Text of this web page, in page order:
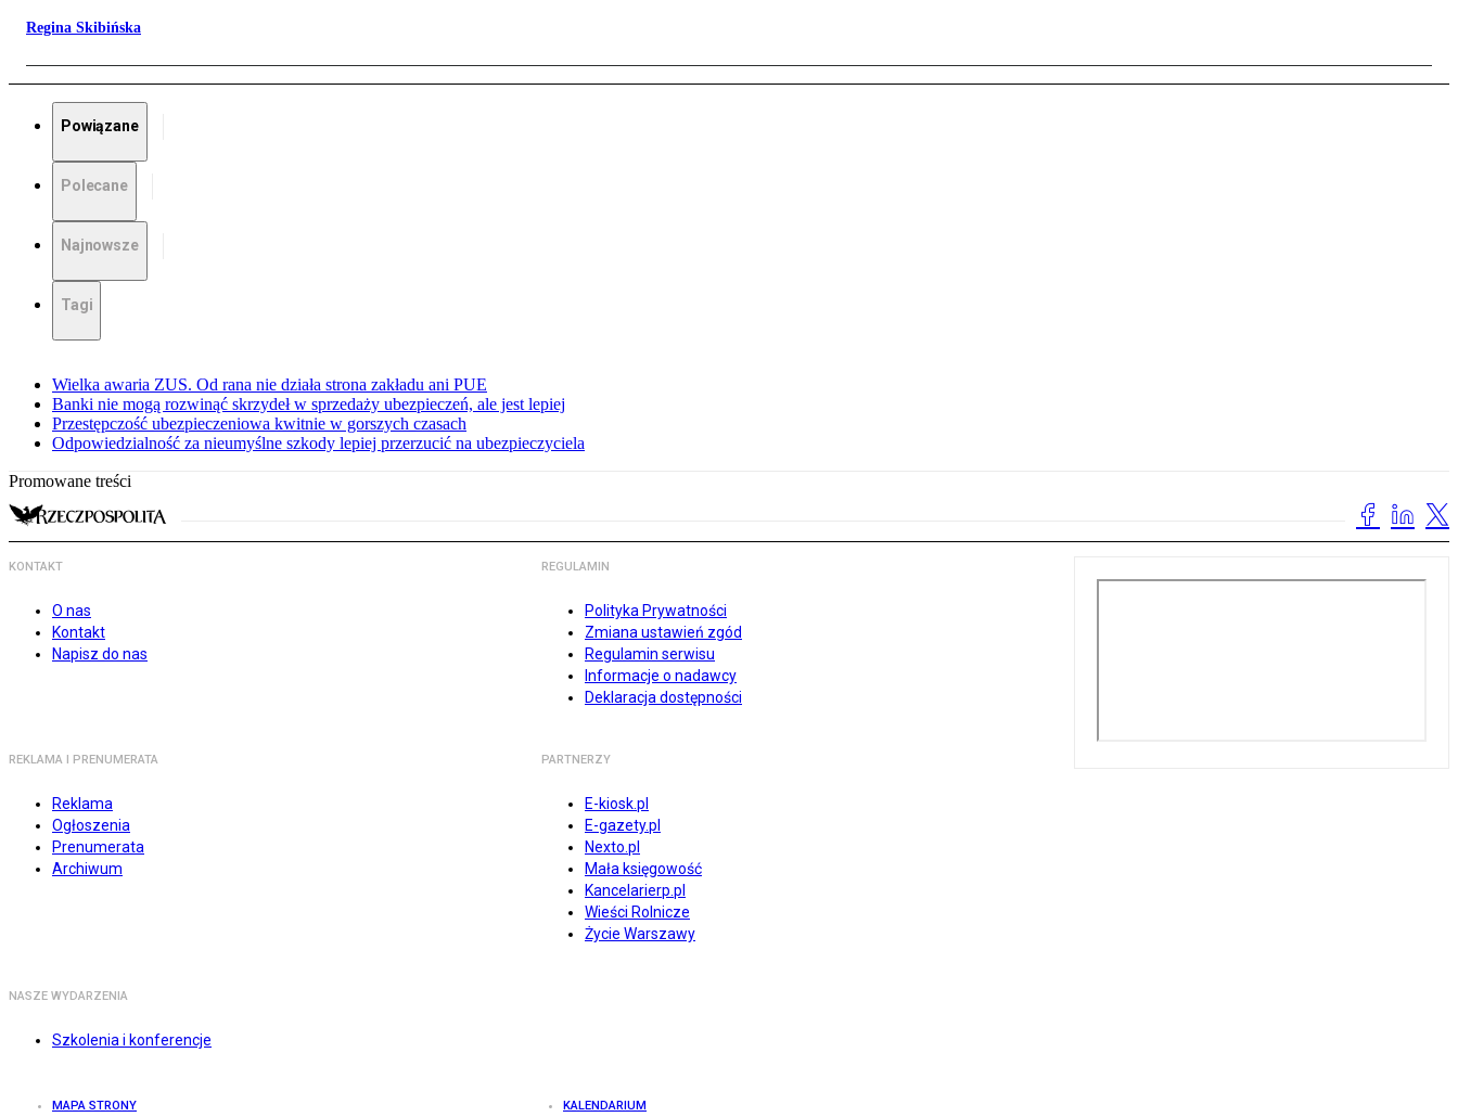
Regina Skibińska
Powiązane
Polecane
Najnowsze
Tagi
Wielka awaria ZUS. Od rana nie działa strona zakładu ani PUE
Banki nie mogą rozwinąć skrzydeł w sprzedaży ubezpieczeń, ale jest lepiej
Przestępczość ubezpieczeniowa kwitnie w gorszych czasach
Odpowiedzialność za nieumyślne szkody lepiej przerzucić na ubezpieczyciela
Promowane treści
KONTAKT
O nas
Kontakt
Napisz do nas
REGULAMIN
Polityka Prywatności
Zmiana ustawień zgód
Regulamin serwisu
Informacje o nadawcy
Deklaracja dostępności
REKLAMA I PRENUMERATA
Reklama
Ogłoszenia
Prenumerata
Archiwum
PARTNERZY
E-kiosk.pl
E-gazety.pl
Nexto.pl
Mała księgowość
Kancelarierp.pl
Wieści Rolnicze
Życie Warszawy
NASZE WYDARZENIA
Szkolenia i konferencje
MAPA STRONY KALENDARIUM